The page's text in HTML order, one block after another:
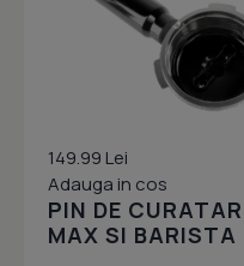
149.99 Lei
Adauga in cos
PIN DE
MAX SI BARISTA